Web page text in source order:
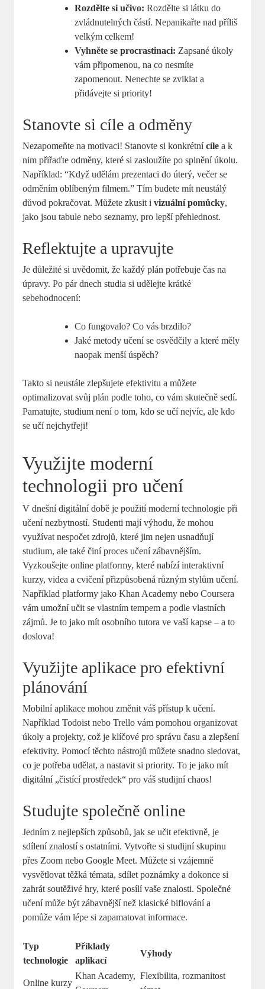
Rozdělte si učivo: Rozdělte si látku do
zvládnutelných částí. Nepanikařte nad příliš
velkým celkem!
Vyhněte se procrastinaci: Zapsané úkoly
vám připomenou, na co nesmíte
zapomenout. Nenechte se zviklat a
přidávejte si priority!
Stanovte si cíle a odměny
Nezapomeňte na motivaci! Stanovte si konkrétnícíle a k
nim přiřaďte odměny, které si zasloužíte po splnění úkolu.
Například: “Když udělám prezentaci do úterý, večer se
odměním oblíbeným filmem.” Tím budete mít neustálý
důvod pokračovat. Můžete zkusit ivizuální pomůcky,
jako jsou tabule nebo seznamy, pro lepší přehlednost.
Reflektujte a upravujte
Je důležité si uvědomit, že každý plán potřebuje čas na
úpravy. Po pár dnech studia si udělejte krátké
sebehodnocení:
Co fungovalo? Co vás brzdilo?
Jaké metody učení se osvědčily a které měly
naopak menší úspěch?
Takto si neustále zlepšujete efektivitu a můžete
optimalizovat svůj plán podle toho, co vám skutečně sedí.
Pamatujte, studium není o tom, kdo se učí nejvíc, ale kdo
se učí nejchytřeji!
Využijte moderní
technologii pro učení
V dnešní digitální době je použití moderní technologie při
učení nezbytností. Studenti mají výhodu, že mohou
využívat nespočet zdrojů, které jim nejen usnadňují
studium, ale také činí proces učení zábavnějším.
Vyzkoušejte online platformy, které nabízí interaktivní
kurzy, videa a cvičení přizpůsobená různým stylům učení.
Například platformy jako Khan Academy nebo Coursera
vám umožní učit se vlastním tempem a podle vlastních
zájmů. Je to jako mít osobního tutora ve vaší kapse – a to
doslova!
Využijte aplikace pro efektivní
plánování
Mobilní aplikace mohou změnit váš přístup k učení.
Například Todoist nebo Trello vám pomohou organizovat
úkoly a projekty, což je klíčové pro správu času a zlepšení
efektivity. Pomocí těchto nástrojů můžete snadno sledovat,
co je potřeba udělat, a nastavit si priority. To je jako mít
digitální „čistící prostředek“ pro váš studijní chaos!
Studujte společně online
Jedním z nejlepších způsobů, jak se učit efektivně, je
sdílení znalostí s ostatními. Vytvořte si studijní skupinu
přes Zoom nebo Google Meet. Můžete si vzájemně
vysvětlovat těžká témata, sdílet poznámky a dokonce si
zahrát soutěživé hry, které posílí vaše znalosti. Společné
učení může být zábavnější než klasické biflování a
pomůže vám lépe si zapamatovat informace.
Typ
technologie
Příklady
aplikací
Výhody
Online kurzy
Khan Academy, Flexibilita, rozmanitost